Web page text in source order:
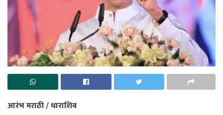
आरंभ मराठी / धाराशिव